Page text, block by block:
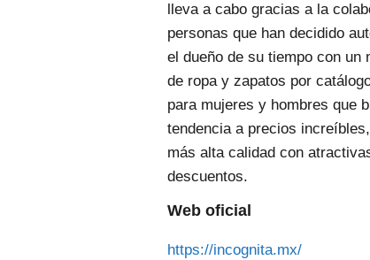
lleva a cabo gracias a la
personas que han decidido
el dueño de su tiempo con un
de ropa y zapatos por
para mujeres y hombres que
tendencia a precios
más alta calidad con
descuentos.
Web oficial
https://incognita.mx/